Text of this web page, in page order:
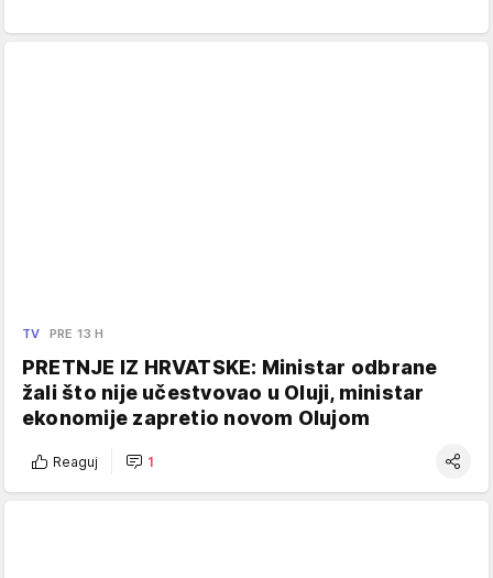
TV PRE 13 H
PRETNJE IZ HRVATSKE: Ministar odbrane
žali što nije učestvovao u Oluji, ministar
ekonomije zapretio novom Olujom
Reaguj 1